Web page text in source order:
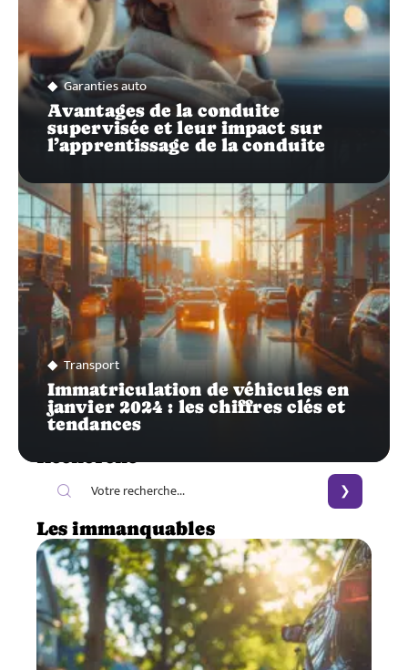
Garanties auto
Avantages de la conduite
supervisée et leur impact sur
l’apprentissage de la conduite
Transport
Immatriculation de véhicules en
janvier 2024 : les chiffres clés et
tendances
Recherche
Les immanquables